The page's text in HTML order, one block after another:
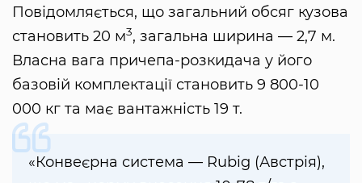
Повідомляється, що загальний обсяг кузова
становить 20 м3, загальна ширина — 2,7 м.
Власна вага причепа-розкидача у його
базовій комплектації становить 9 800-10
000 кг та має вантажність 19 т.
«Конвеєрна система — Rubig (Австрія),